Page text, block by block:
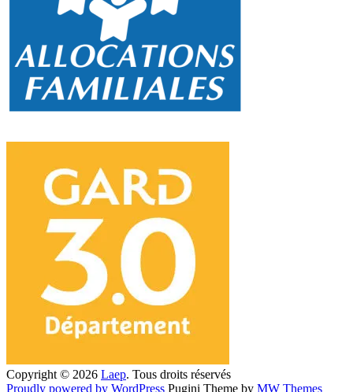
Copyright © 2026 Laep. Tous droits réservés
Proudly powered by WordPress Pugini Theme by MW Themes